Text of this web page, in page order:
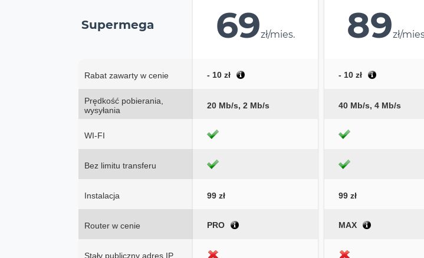
Supermega
Rabat zawarty w cenie
Prędkość pobierania,
wysyłania
WI-FI
Bez limitu transferu
Instalacja
Router w cenie
Stały publiczny adres IP
69zł/mies.
- 10 zł
20 Mb/s, 2 Mb/s
99 zł
PRO
89zł/
- 10 zł
40 Mb/s, 4 Mb/s
99 zł
MAX